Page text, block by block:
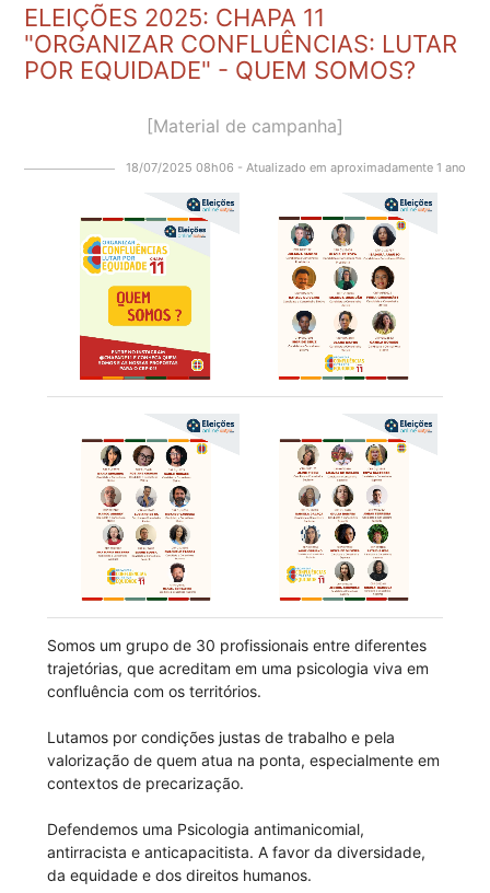
ELEIÇÕES 2025: CHAPA 11
"ORGANIZAR CONFLUÊNCIAS: LUTAR
POR EQUIDADE" - QUEM SOMOS?
[Material de campanha]
18/07/2025 08h06 - Atualizado em aproximadamente 1 ano
Somos um grupo de 30 profissionais entre diferentes
trajetórias, que acreditam em uma psicologia viva em
confluência com os territórios.
Lutamos por condições justas de trabalho e pela
valorização de quem atua na ponta, especialmente em
contextos de precarização.
Defendemos uma Psicologia antimanicomial,
antirracista e anticapacitista. A favor da diversidade,
da equidade e dos direitos humanos.